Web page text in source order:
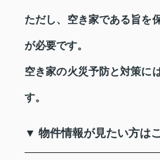
ただし、空き家である旨を
が必要です。
空き家の火災予防と対策に
す。
▼ 物件情報が見たい方は